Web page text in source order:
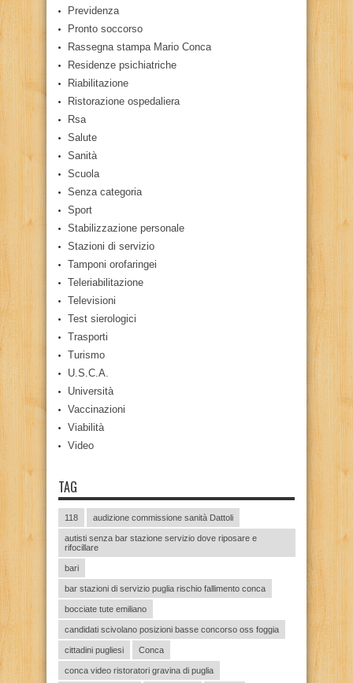
Previdenza
Pronto soccorso
Rassegna stampa Mario Conca
Residenze psichiatriche
Riabilitazione
Ristorazione ospedaliera
Rsa
Salute
Sanità
Scuola
Senza categoria
Sport
Stabilizzazione personale
Stazioni di servizio
Tamponi orofaringei
Teleriabilitazione
Televisioni
Test sierologici
Trasporti
Turismo
U.S.C.A.
Università
Vaccinazioni
Viabilità
Video
TAG
118 audizione commissione sanità Dattoli
autisti senza bar stazione servizio dove riposare e
rifocillare
bari
bar stazioni di servizio puglia rischio fallimento conca
bocciate tute emiliano
candidati scivolano posizioni basse concorso oss foggia
cittadini pugliesi Conca
conca video ristoratori gravina di puglia